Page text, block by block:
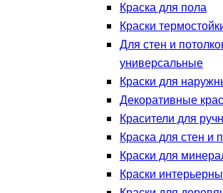
Краска для пола
Краски
Для стен и
универсальные
Краски для
Декоративные
Красители для
Краска для стен и
Краски для
Краски